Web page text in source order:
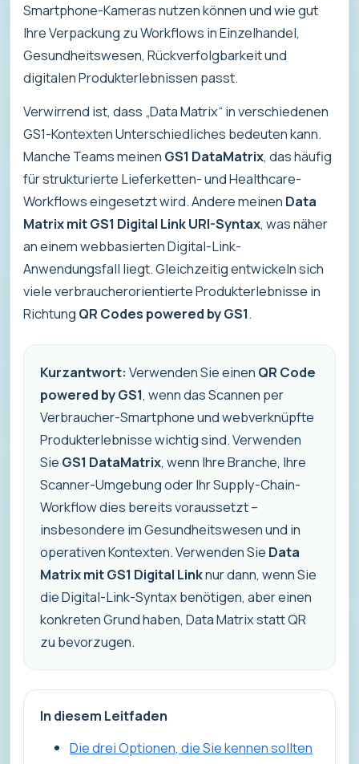
Smartphone-Kameras nutzen können und wie gut
Ihre Verpackung zu Workflows in Einzelhandel,
Gesundheitswesen, Rückverfolgbarkeit und
digitalen Produkterlebnissen passt.
Verwirrend ist, dass „Data Matrix“ in verschiedenen
GS1-Kontexten Unterschiedliches bedeuten kann.
Manche Teams meinen GS1 DataMatrix, das häufig
für strukturierte Lieferketten- und Healthcare-
Workflows eingesetzt wird. Andere meinen Data
Matrix mit GS1 Digital Link URI-Syntax, was näher
an einem webbasierten Digital-Link-
Anwendungsfall liegt. Gleichzeitig entwickeln sich
viele verbraucherorientierte Produkterlebnisse in
Richtung QR Codes powered by GS1.
Kurzantwort: Verwenden Sie einen QR Code
powered by GS1, wenn das Scannen per
Verbraucher-Smartphone und webverknüpfte
Produkterlebnisse wichtig sind. Verwenden
Sie GS1 DataMatrix, wenn Ihre Branche, Ihre
Scanner-Umgebung oder Ihr Supply-Chain-
Workflow dies bereits voraussetzt –
insbesondere im Gesundheitswesen und in
operativen Kontexten. Verwenden Sie Data
Matrix mit GS1 Digital Linknur dann, wenn Sie
die Digital-Link-Syntax benötigen, aber einen
konkreten Grund haben, Data Matrix statt QR
zu bevorzugen.
In diesem Leitfaden
Die drei Optionen, die Sie kennen sollten